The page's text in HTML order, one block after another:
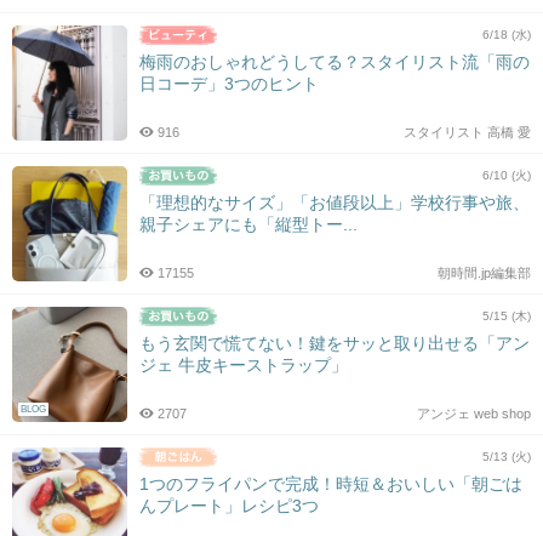
6/18 (水)
梅雨のおしゃれどうしてる？スタイリスト流「雨の
日コーデ」3つのヒント
スタイリスト 高橋 愛
916
6/10 (火)
「理想的なサイズ」「お値段以上」学校行事や旅、
親子シェアにも「縦型トー...
朝時間.jp編集部
17155
BLOG
5/15 (木)
もう玄関で慌てない！鍵をサッと取り出せる「アン
ジェ 牛皮キーストラップ」
アンジェ web shop
2707
5/13 (火)
1つのフライパンで完成！時短＆おいしい「朝ごは
んプレート」レシピ3つ